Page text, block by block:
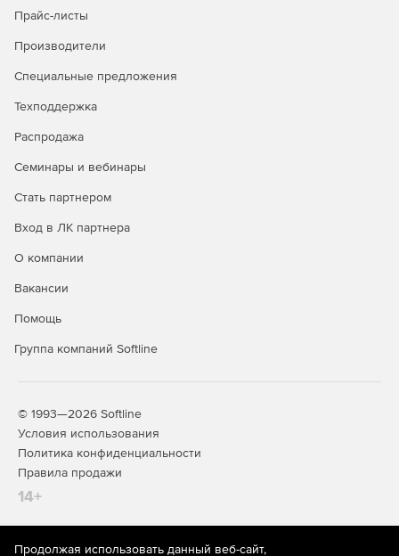
Доступ к электронной почте через web-браузер
активность, ведение журналов.
Защита коммуникации по протоколу SSL.
обмену почтой за пределами корпоративной сети.
Поддержка установления ограничений на размер
почтовых ящиков.
Возможность запуска на платформе базы данных SQL
Прайс-листы
Производители
Специальные предложения
Техподдержка
Распродажа
Семинары и вебинары
Стать партнером
Вход в ЛК партнера
О компании
Вакансии
Помощь
Группа компаний Softline
© 1993—2026 Softline
Условия использования
Политика конфиденциальности
Правила продажи
14+
Продолжая использовать данный веб-сайт,